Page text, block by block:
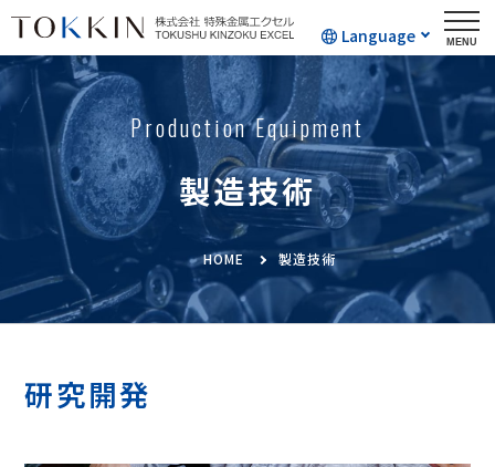
Language
Production Equipment
製造技術
HOME 製造技術
研究開発